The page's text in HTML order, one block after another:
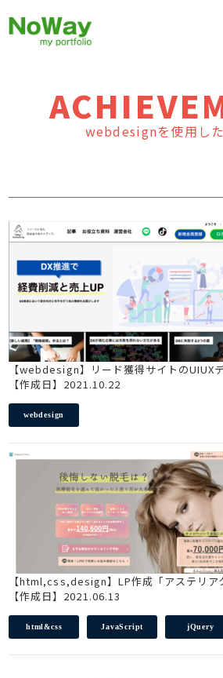
webdesignを使用し
【webdesign】リード獲得サイトのUIUX
【作成日】2021.10.22
webdesign
【html,css,design】LP作成「アステリア
【作成日】2021.06.13
html&css JavaScript jQuery